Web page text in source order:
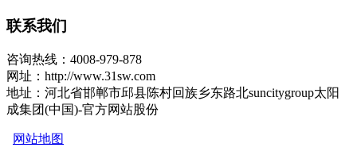
联系我们
咨询热线：4008-979-878
网址：http://www.31sw.com
地址：河北省邯郸市邱县陈村回族乡东路北suncitygroup太阳
成集团(中国)-官方网站股份
网站地图